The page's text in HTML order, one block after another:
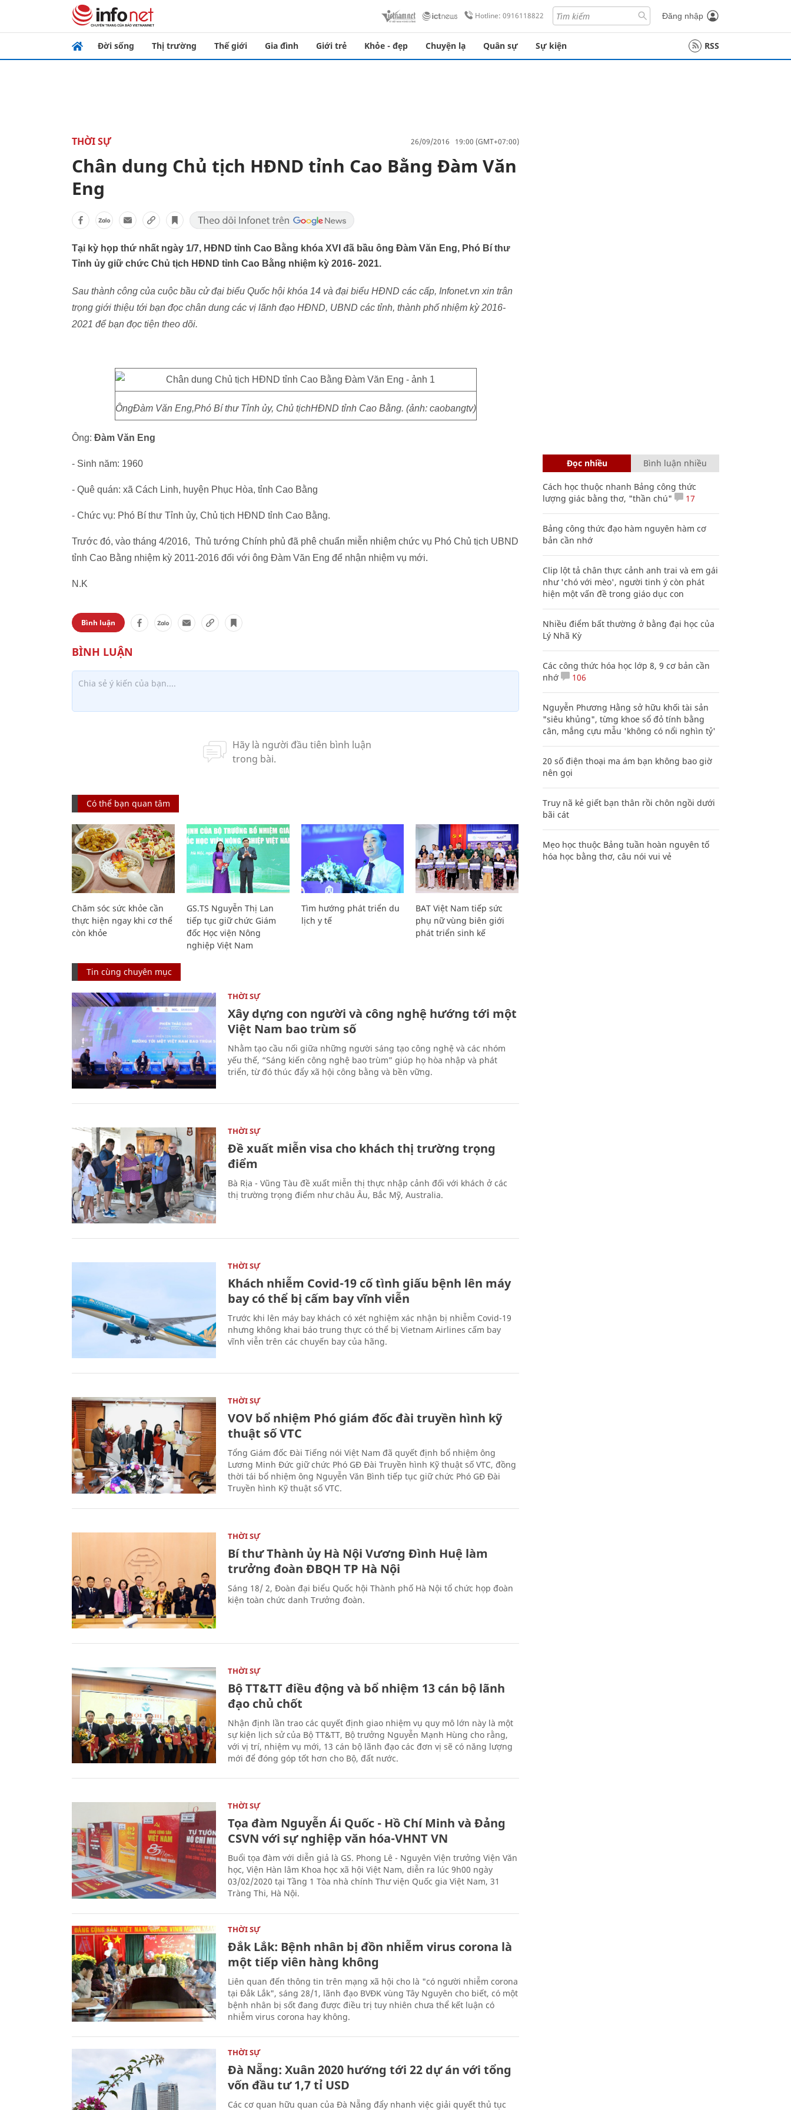
Hotline: 0916118822 Đăng nhập
Đời sống Thị trường Thế giới Gia đình Giới trẻ Khỏe - đẹp Chuyện lạ Quân sự Sự kiện RSS
THỜI SỰ 26/09/2016 19:00 (GMT+07:00)
Chân dung Chủ tịch HĐND tỉnh Cao Bằng Đàm Văn
Eng
Tại kỳ họp thứ nhất ngày 1/7, HĐND tỉnh Cao Bằng khóa XVI đã bầu ông Đàm Văn Eng, Phó Bí thư
Tỉnh ủy giữ chức Chủ tịch HĐND tỉnh Cao Bằng nhiệm kỳ 2016- 2021.
Sau thành công của cuộc bầu cử đại biểu Quốc hội khóa 14 và đại biểu HĐND các cấp, Infonet.vn xin trân
trọng giới thiệu tới bạn đọc chân dung các vị lãnh đạo HĐND, UBND các tỉnh, thành phố nhiệm kỳ 2016-
2021 để bạn đọc tiện theo dõi.
ÔngĐàm Văn Eng,Phó Bí thư Tỉnh ủy, Chủ tịchHĐND tỉnh Cao Bằng. (ảnh: caobangtv)
Ông: Đàm Văn Eng
- Sinh năm: 1960
- Quê quán: xã Cách Linh, huyện Phục Hòa, tỉnh Cao Bằng
- Chức vụ: Phó Bí thư Tỉnh ủy, Chủ tịch HĐND tỉnh Cao Bằng.
Trước đó, vào tháng 4/2016, Thủ tướng Chính phủ đã phê chuẩn miễn nhiệm chức vụ Phó Chủ tịch UBND
tỉnh Cao Bằng nhiệm kỳ 2011-2016 đối với ông Đàm Văn Eng để nhận nhiệm vụ mới.
N.K
Bình luận
Có thể bạn quan tâm
Chăm sóc sức khỏe cần
thực hiện ngay khi cơ thể
còn khỏe
GS.TS Nguyễn Thị Lan
tiếp tục giữ chức Giám
đốc Học viện Nông
nghiệp Việt Nam
Tìm hướng phát triển du
lịch y tế
BAT Việt Nam tiếp sức
phụ nữ vùng biên giới
phát triển sinh kế
Tin cùng chuyên mục
THỜI SỰ
Xây dựng con người và công nghệ hướng tới một
Việt Nam bao trùm số
Nhằm tạo cầu nối giữa những người sáng tạo công nghệ và các nhóm
yếu thế, “Sáng kiến công nghệ bao trùm” giúp họ hòa nhập và phát
triển, từ đó thúc đẩy xã hội công bằng và bền vững.
THỜI SỰ
Đề xuất miễn visa cho khách thị trường trọng
điểm
Bà Rịa - Vũng Tàu đề xuất miễn thị thực nhập cảnh đối với khách ở các
thị trường trọng điểm như châu Âu, Bắc Mỹ, Australia.
THỜI SỰ
Khách nhiễm Covid-19 cố tình giấu bệnh lên máy
bay có thể bị cấm bay vĩnh viễn
Trước khi lên máy bay khách có xét nghiệm xác nhận bị nhiễm Covid-19
nhưng không khai báo trung thực có thể bị Vietnam Airlines cấm bay
vĩnh viễn trên các chuyến bay của hãng.
THỜI SỰ
VOV bổ nhiệm Phó giám đốc đài truyền hình kỹ
thuật số VTC
Tổng Giám đốc Đài Tiếng nói Việt Nam đã quyết định bổ nhiệm ông
Lương Minh Đức giữ chức Phó GĐ Đài Truyền hình Kỹ thuật số VTC, đồng
thời tái bổ nhiệm ông Nguyễn Văn Bình tiếp tục giữ chức Phó GĐ Đài
Truyền hình Kỹ thuật số VTC.
THỜI SỰ
Bí thư Thành ủy Hà Nội Vương Đình Huệ làm
trưởng đoàn ĐBQH TP Hà Nội
Sáng 18/ 2, Đoàn đại biểu Quốc hội Thành phố Hà Nội tổ chức họp đoàn
kiện toàn chức danh Trưởng đoàn.
THỜI SỰ
Bộ TT&TT điều động và bổ nhiệm 13 cán bộ lãnh
đạo chủ chốt
Nhận định lần trao các quyết định giao nhiệm vụ quy mô lớn này là một
sự kiện lịch sử của Bộ TT&TT, Bộ trưởng Nguyễn Mạnh Hùng cho rằng,
với vị trí, nhiệm vụ mới, 13 cán bộ lãnh đạo các đơn vị sẽ có năng lượng
mới để đóng góp tốt hơn cho Bộ, đất nước.
THỜI SỰ
Tọa đàm Nguyễn Ái Quốc - Hồ Chí Minh và Đảng
CSVN với sự nghiệp văn hóa-VHNT VN
Buổi tọa đàm với diễn giả là GS. Phong Lê - Nguyên Viện trưởng Viện Văn
học, Viện Hàn lâm Khoa học xã hội Việt Nam, diễn ra lúc 9h00 ngày
03/02/2020 tại Tầng 1 Tòa nhà chính Thư viện Quốc gia Việt Nam, 31
Tràng Thi, Hà Nội.
THỜI SỰ
Đắk Lắk: Bệnh nhân bị đồn nhiễm virus corona là
một tiếp viên hàng không
Liên quan đến thông tin trên mạng xã hội cho là "có người nhiễm corona
tại Đắk Lắk", sáng 28/1, lãnh đạo BVĐK vùng Tây Nguyên cho biết, có một
bệnh nhân bị sốt đang được điều trị tuy nhiên chưa thể kết luận có
nhiễm virus corona hay không.
THỜI SỰ
Đà Nẵng: Xuân 2020 hướng tới 22 dự án với tổng
vốn đầu tư 1,7 tỉ USD
Các cơ quan hữu quan của Đà Nẵng đẩy nhanh việc giải quyết thủ tục
Đọc nhiều Bình luận nhiều
Cách học thuộc nhanh Bảng công thức
lượng giác bằng thơ, "thần chú"
17
Bảng công thức đạo hàm nguyên hàm cơ
bản cần nhớ
Clip lột tả chân thực cảnh anh trai và em gái
như 'chó với mèo', người tinh ý còn phát
hiện một vấn đề trong giáo dục con
Nhiều điểm bất thường ở bằng đại học của
Lý Nhã Kỳ
Các công thức hóa học lớp 8, 9 cơ bản cần
nhớ
106
Nguyễn Phương Hằng sở hữu khối tài sản
"siêu khủng", từng khoe sổ đỏ tính bằng
cân, mắng cựu mẫu 'không có nổi nghìn tỷ'
20 số điện thoại ma ám bạn không bao giờ
nên gọi
Truy nã kẻ giết bạn thân rồi chôn ngồi dưới
bãi cát
Mẹo học thuộc Bảng tuần hoàn nguyên tố
hóa học bằng thơ, câu nói vui vẻ